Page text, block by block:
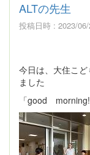
ALTの先生
投稿日時 : 2023/
今日は、大住こ
ました
「good morning!!